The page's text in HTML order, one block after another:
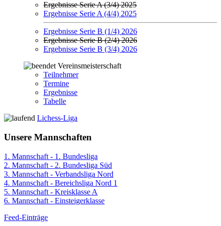
Ergebnisse Serie A (3/4) 2025
Ergebnisse Serie A (4/4) 2025
Ergebnisse Serie B (1/4) 2026
Ergebnisse Serie B (2/4) 2026
Ergebnisse Serie B (3/4) 2026
Vereinsmeisterschaft
Teilnehmer
Termine
Ergebnisse
Tabelle
Lichess-Liga
Unsere Mannschaften
1. Mannschaft - 1. Bundesliga
2. Mannschaft - 2. Bundesliga Süd
3. Mannschaft - Verbandsliga Nord
4. Mannschaft - Bereichsliga Nord 1
5. Mannschaft - Kreisklasse A
6. Mannschaft - Einsteigerklasse
Feed-Einträge